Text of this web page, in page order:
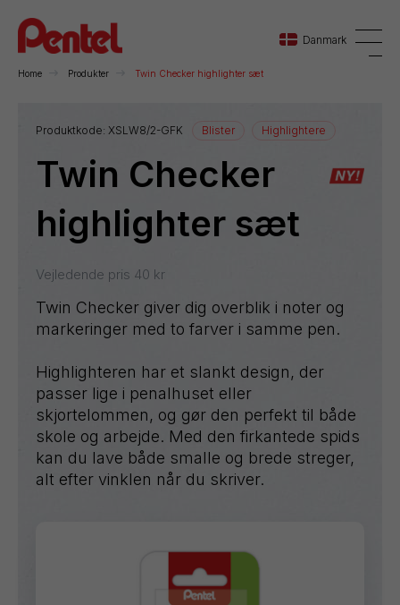
Danmark
Danmark
Sverige
Home Produkter Twin Checker highlighter sæt
Produktkode: XSLW8/2-GFK Blister Highlightere
Twin Checker
highlighter sæt
Vejledende pris 40 kr
Twin Checker giver dig overblik i noter og
markeringer med to farver i samme pen.
Highlighteren har et slankt design, der
passer lige i penalhuset eller
skjortelommen, og gør den perfekt til både
skole og arbejde. Med den firkantede spids
kan du lave både smalle og brede streger,
alt efter vinklen når du skriver.